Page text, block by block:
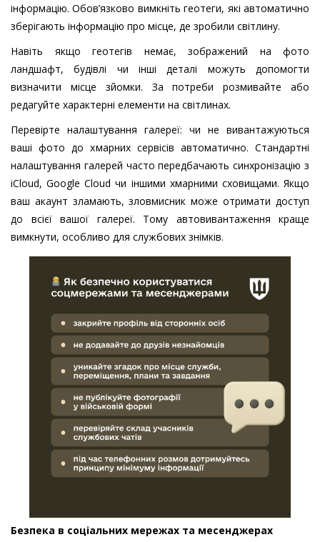
інформацію. Обов’язково вимкніть геотеги, які автоматично
зберігають інформацію про місце, де зробили світлину.
Навіть якщо геотегів немає, зображений на фото
ландшафт, будівлі чи інші деталі можуть допомогти
визначити місце зйомки. За потреби розмивайте або
редагуйте характерні елементи на світлинах.
Перевірте налаштування галереї: чи не вивантажуються
ваші фото до хмарних сервісів автоматично. Стандартні
налаштування галерей часто передбачають синхронізацію з
iCloud, Google Cloud чи іншими хмарними сховищами. Якщо
ваш акаунт зламають, зловмисник може отримати доступ
до всієї вашої галереї. Тому автовивантаження краще
вимкнути, особливо для службових знімків.
Безпека в соціальних мережах та месенджерах